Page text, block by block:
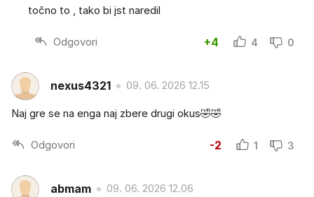
točno to , tako bi jst naredil
Odgovori +4 4 0
nexus4321 09. 06. 2026 12.15
Naj gre se na enga naj zbere drugi okus🤣🤣
Odgovori -2 1 3
abmam 09. 06. 2026 12.06